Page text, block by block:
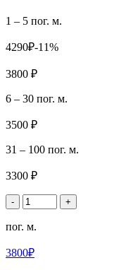
1 – 5 пог. м.
4290₽-11%
3800 ₽
6 – 30 пог. м.
3500 ₽
31 – 100 пог. м.
3300 ₽
- +
пог. м.
3800₽